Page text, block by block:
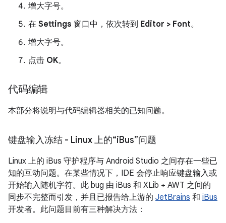
增大字号。
在 Settings 窗口中，依次转到 Editor > Font。
增大字号。
点击 OK。
代码编辑
本部分将说明与代码编辑器相关的已知问题。
键盘输入冻结 - Linux 上的“iBus”问题
Linux 上的 iBus 守护程序与 Android Studio 之间存在一些已
知的互动问题。在某些情况下，IDE 会停止响应键盘输入或
开始输入随机字符。此 bug 由 iBus 和 XLib + AWT 之间的
同步不完整而引发，并且已报告给上游的 JetBrains 和 iBus
开发者。此问题目前有三种解决方法：